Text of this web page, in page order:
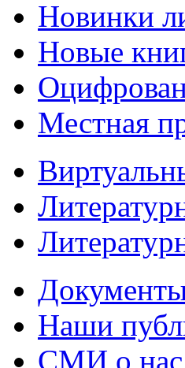
Новинки
Новые
Местная
Наши
СМИ о нас